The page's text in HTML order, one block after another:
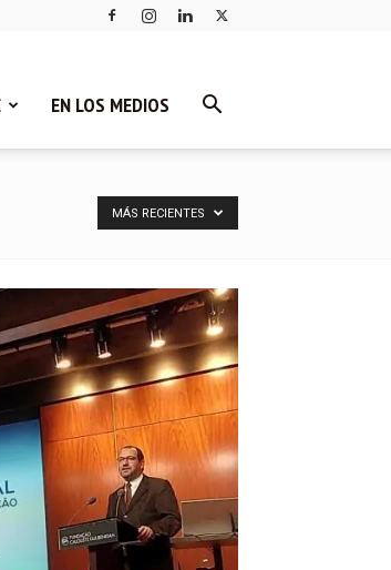
EN LOS MEDIOS
MÁS RECIENTES